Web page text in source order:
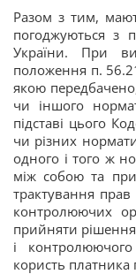
Разом з тим,
погоджуються з
України. При
положення п.
якою
чи іншого
підставі цього
чи різних
одного і того ж
між собою та
трактування прав
контролюючих
прийняти
і
користь платника